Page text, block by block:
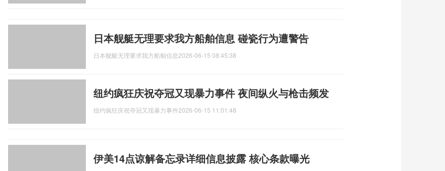
日本舰艇无理要求我方船舶信息 碰瓷行为遭警告
日本舰艇无理要求我方船舶信息2026-06-15 08:45:38
纽约疯狂庆祝夺冠又现暴力事件 夜间纵火与枪击频发
纽约疯狂庆祝夺冠又现暴力事件2026-06-15 11:01:48
伊美14点谅解备忘录详细信息披露 核心条款曝光